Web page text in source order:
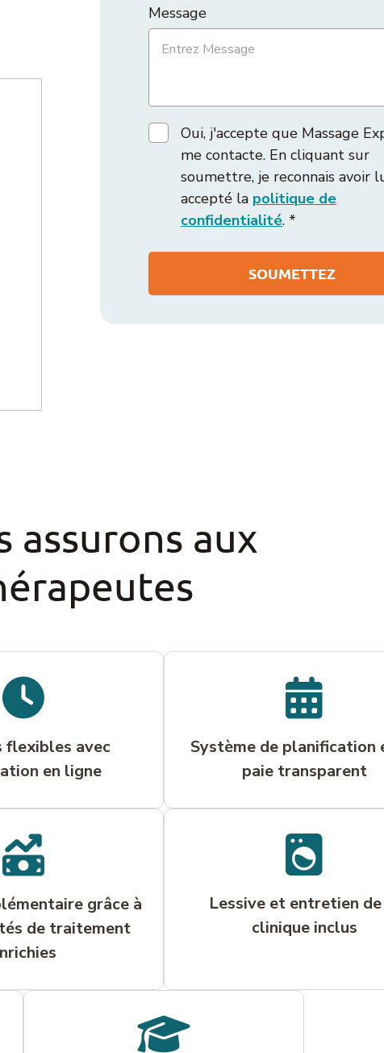
Message
Oui, j'accepte que Massage
me contacte. En cliquant sur
soumettre, je reconnais avoir
accepté la politique de
confidentialité. *
assurons aux
flexibles avec
en ligne
Système de planification
paie transparent
grâce à
de traitement
Lessive et entretien
clinique inclus